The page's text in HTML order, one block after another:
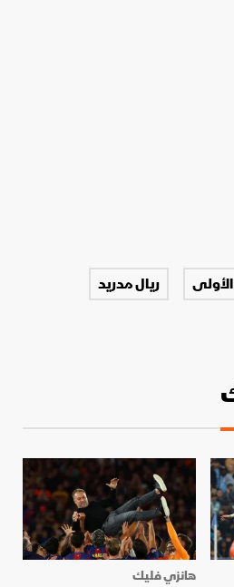
ريال مدريد
هانزي فليك